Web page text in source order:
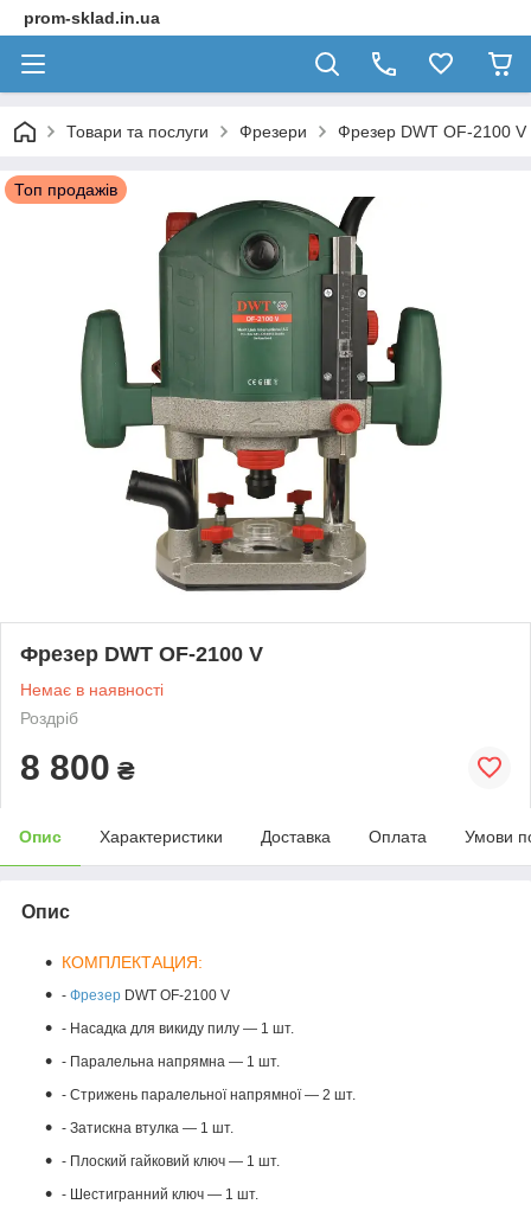
prom-sklad.in.ua
Товари та послуги Фрезери Фрезер DWT OF-2100 V
Топ продажів
Фрезер DWT OF-2100 V
Немає в наявності
Роздріб
8 800 ₴
Опис Характеристики Доставка Оплата Умови
Опис
КОМПЛЕКТАЦИЯ:
- Фрезер DWT OF-2100 V
- Насадка для викиду пилу — 1 шт.
- Паралельна напрямна — 1 шт.
- Стрижень паралельної напрямної — 2 шт.
- Затискна втулка — 1 шт.
- Плоский гайковий ключ — 1 шт.
- Шестигранний ключ — 1 шт.